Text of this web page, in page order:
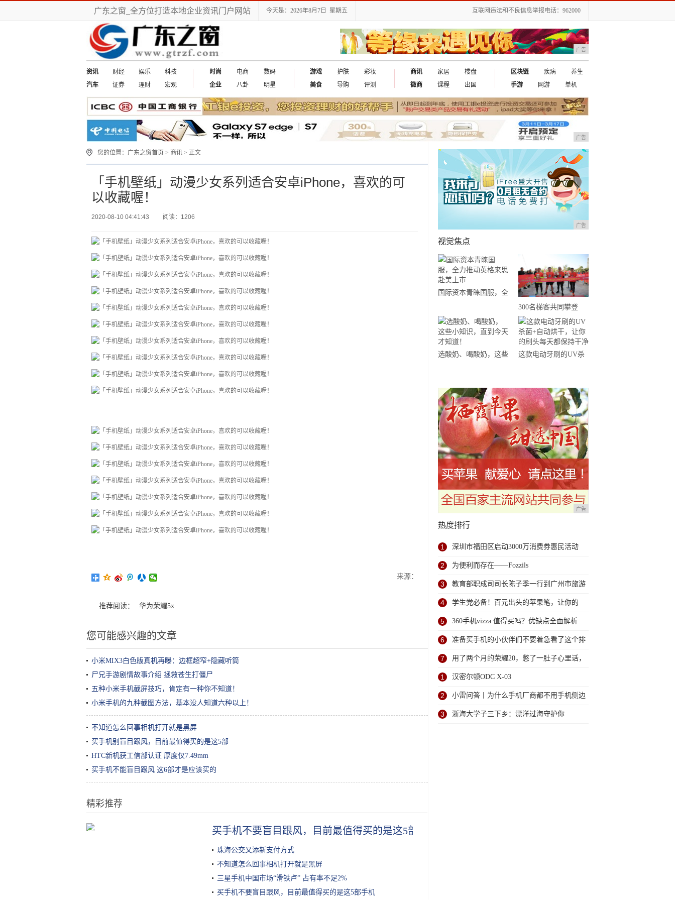
广东之窗_全方位打造本地企业资讯门户网站 今天是：2026年8月7日 星期五 互联网违法和不良信息举报电话：962000
广告
资讯 财经 娱乐
科技
汽车
证券 理财 宏观
时尚 电商
数码
企业
八卦 明星
游戏 护肤
彩妆
美食
导购 评测
商讯 家居
楼盘
微商
课程 出国
区块链 疾病
养生
手游
网游 单机
广告
您的位置： 广东之窗首页 > 商讯 > 正文
「手机壁纸」动漫少女系列适合安卓iPhone，喜欢的可
以收藏喔！
2020-08-10 04:41:43 阅读：1206
来源：
推荐阅读： 华为荣耀5x
您可能感兴趣的文章
小米MIX3白色版真机再曝：边框超窄+隐藏听筒
尸兄手游剧情故事介绍 拯救苍生打僵尸
五种小米手机截屏技巧，肯定有一种你不知道！
小米手机的九种截图方法，基本没人知道六种以上！
不知道怎么回事相机打开就是黑屏
买手机别盲目跟风，目前最值得买的是这5部
HTC新机获工信部认证 厚度仅7.49mm
买手机不能盲目跟风 这6部才是应该买的
精彩推荐
豆腐这样做太香了，一周吃4次不嫌
买手机不要盲目跟风，目前最值得买的是这5部手机
珠海公交又添新支付方式
不知道怎么回事相机打开就是黑屏
三星手机中国市场“滑铁卢” 占有率不足2%
买手机不要盲目跟风，目前最值得买的是这5部手机
广告
视觉焦点
国际资本青睐国服，全
市
300名梯客共同攀登
2019国际垂直马拉松超
级精英赛顺德海骏达中
心站欢乐开跑
选酸奶、喝酸奶，这些
这款电动牙刷的UV杀
广告
热度排行
1 深圳市福田区启动3000万消费券惠民活动
2 为便利而存在——Fozzils
3 教育部职成司司长陈子季一行到广州市旅游
商务职业学校考察调研
4 学生党必备！百元出头的苹果笔，让你的
iPad成为学习神器
5 360手机vizza 值得买吗？优缺点全面解析
6 准备买手机的小伙伴们不要着急看了这个排
行榜再决定买哪款手机吧
7 用了两个月的荣耀20，憋了一肚子心里话，
今天终于一吐为快
1 汉密尔顿ODC X-03
2 小雷问答丨为什么手机厂商都不用手机侧边
指纹搭配全面屏？
3 浙海大学子三下乡：漂洋过海守护你